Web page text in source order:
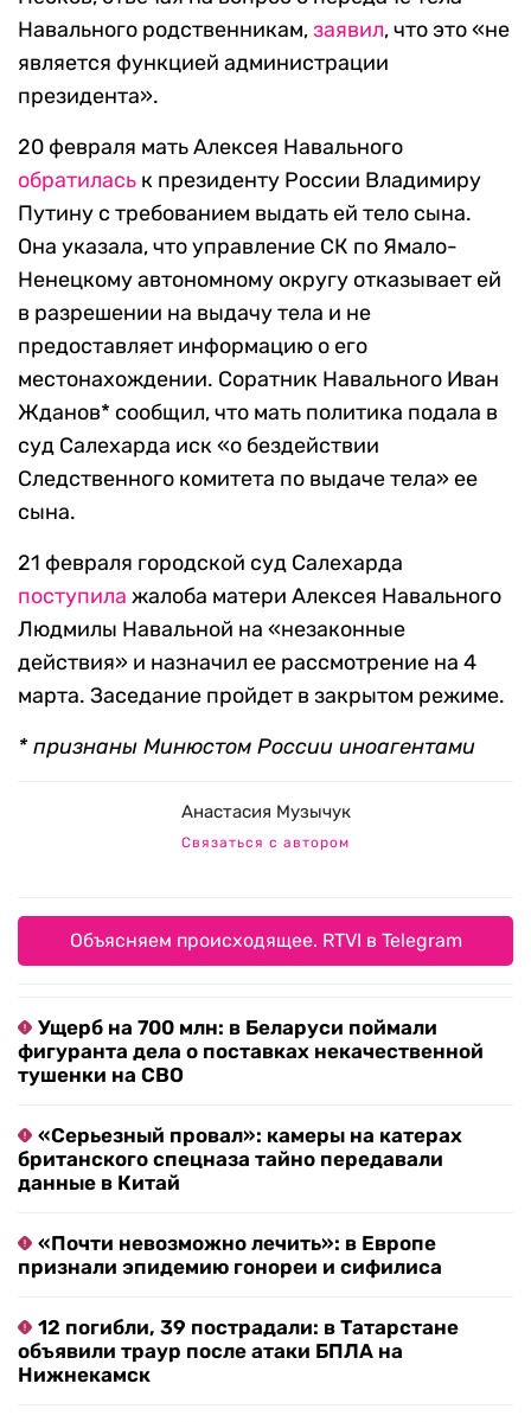
Навального родственникам,заявил, что это «не
является функцией администрации
президента».
20 февраля мать Алексея Навального
обратилась к президенту России Владимиру
Путину с требованием выдать ей тело сына.
Она указала, что управление СК по Ямало-
Ненецкому автономному округу отказывает ей
в разрешении на выдачу тела и не
предоставляет информацию о его
местонахождении. Соратник Навального Иван
Жданов* сообщил, что мать политика подала в
суд Салехарда иск «о бездействии
Следственного комитета по выдаче тела» ее
сына.
21 февраля городской суд Салехарда
поступила жалоба матери Алексея Навального
Людмилы Навальной на «незаконные
действия» и назначил ее рассмотрение на 4
марта. Заседание пройдет в закрытом режиме.
* признаны Минюстом России иноагентами
Анастасия Музычук
Связаться с автором
Объясняем происходящее. RTVI в Telegram
Ущерб на 700 млн: в Беларуси поймали
фигуранта дела о поставках некачественной
тушенки на СВО
«Серьезный провал»: камеры на катерах
британского спецназа тайно передавали
данные в Китай
«Почти невозможно лечить»: в Европе
признали эпидемию гонореи и сифилиса
12 погибли, 39 пострадали: в Татарстане
объявили траур после атаки БПЛА на
Нижнекамск